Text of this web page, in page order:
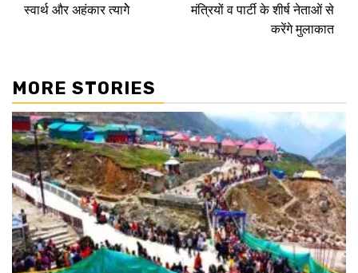
स्वार्थ और अहंकार त्यागेे
मंत्रियों व पार्टी के शीर्ष नेताओं से
करेंगे मुलाकात
MORE STORIES